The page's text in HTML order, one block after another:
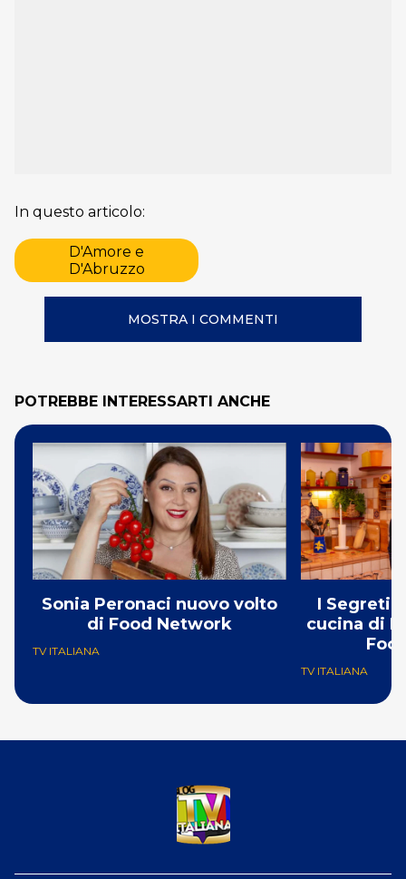
In questo articolo:
D'Amore e
D'Abruzzo
MOSTRA I COMMENTI
POTREBBE INTERESSARTI ANCHE
Sonia Peronaci nuovo volto
di Food Network
TV ITALIANA
I Segreti
cucina di
TV ITALIANA